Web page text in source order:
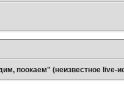
поокаем" (неизвестное live-